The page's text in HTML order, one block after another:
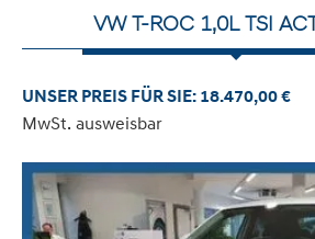
VW T-ROC 1,0L TSI
UNSER PREIS FÜR SIE: 18.470,00 €
MwSt. ausweisbar